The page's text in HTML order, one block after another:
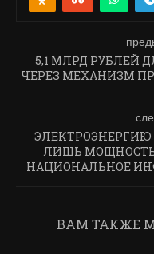
5,1 МЛРД РУБЛЕЙ
ЧЕРЕЗ МЕХАНИЗМ
ЛИШЬ МОЩНОСТЬ
НАЦИОНАЛЬНОЕ
ВАМ ТАКЖЕ